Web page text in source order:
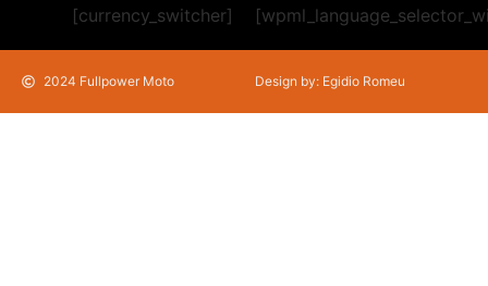
[currency_switcher]
2024 Fullpower Moto Design by: Egidio Romeu